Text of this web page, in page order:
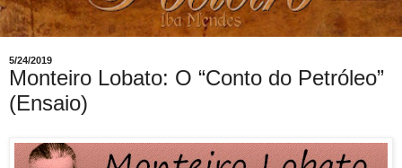
5/24/2019
Monteiro Lobato: O “Conto do Petróleo”
(Ensaio)